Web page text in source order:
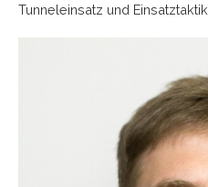
Tunneleinsatz und Einsatztaktik